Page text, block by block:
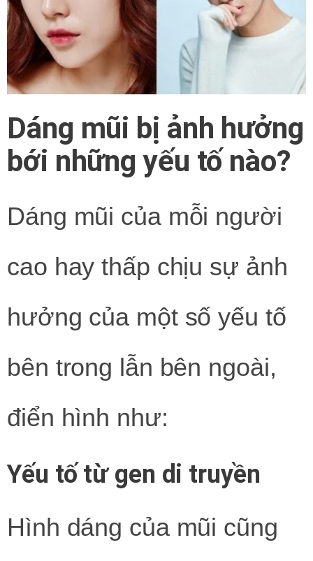
Dáng mũi bị ảnh hưởng
bới những yếu tố nào?
Dáng mũi của mỗi người
cao hay thấp chịu sự ảnh
hưởng của một số yếu tố
bên trong lẫn bên ngoài,
điển hình như:
Yếu tố từ gen di truyền
Hình dáng của mũi cũng